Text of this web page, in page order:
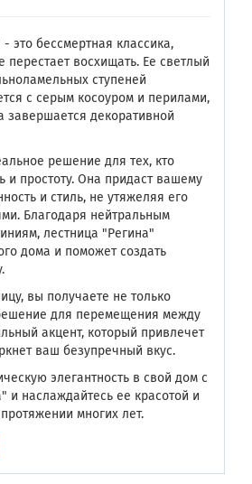
это бессмертная классика,
перестает восхищать. Ее светлый
ступеней
с серым косоуром и перилами,
завершается декоративной
решение для тех, кто
и простоту. Она придаст вашему
и стиль, не утяжеляя его
Благодаря нейтральным
лестница "Регина"
дома и поможет создать
вы получаете не только
для перемещения между
акцент, который привлечет
ваш безупречный вкус.
элегантность в свой дом с
и наслаждайтесь ее красотой и
многих лет.